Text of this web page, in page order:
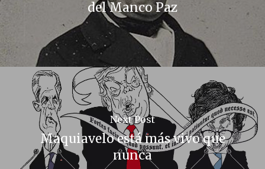
del Manco Paz
Next Post
Maquiavelo está más vivo que
nunca